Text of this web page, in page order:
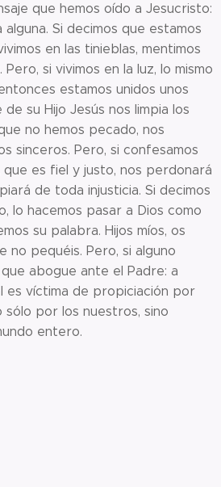
que hemos oído a Jesucristo:
alguna. Si decimos que estamos
en las tinieblas, mentimos
si vivimos en la luz, lo mismo
estamos unidos unos
su Hijo Jesús nos limpia los
no hemos pecado, nos
sinceros. Pero, si confesamos
es fiel y justo, nos perdonará
de toda injusticia. Si decimos
lo hacemos pasar a Dios como
su palabra. Hijos míos, os
no pequéis. Pero, si alguno
abogue ante el Padre: a
es víctima de propiciación por
por los nuestros, sino
entero.